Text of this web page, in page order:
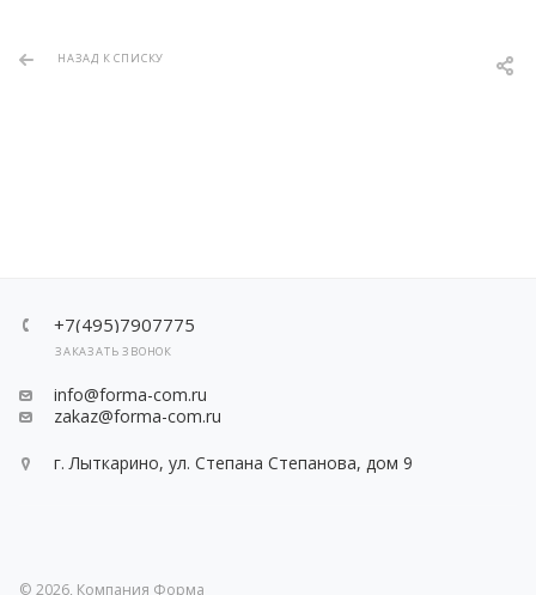
НАЗАД К СПИСКУ
+7(495)7907775
ЗАКАЗАТЬ ЗВОНОК
info@forma-com.ru
zakaz@forma-com.ru
г. Лыткарино, ул. Степана Степанова, дом 9
© 2026, Компания Форма